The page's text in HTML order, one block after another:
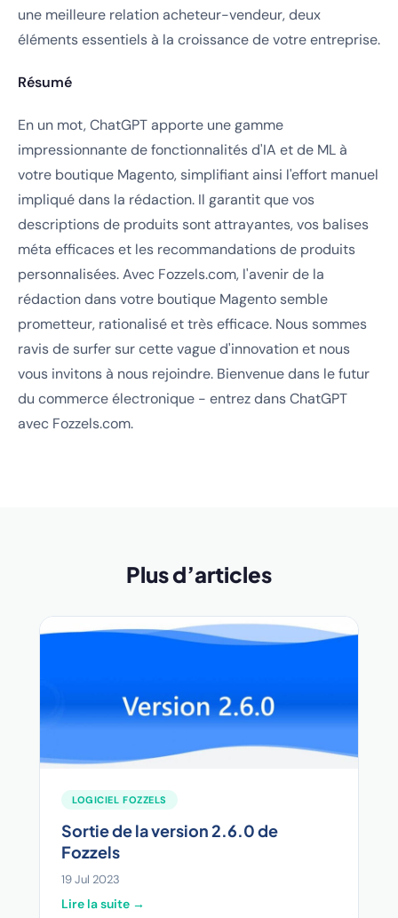
une meilleure relation acheteur-vendeur, deux
éléments essentiels à la croissance de votre entreprise.
Résumé
En un mot, ChatGPT apporte une gamme
impressionnante de fonctionnalités d'IA et de ML à
votre boutique Magento, simplifiant ainsi l'effort manuel
impliqué dans la rédaction. Il garantit que vos
descriptions de produits sont attrayantes, vos balises
méta efficaces et les recommandations de produits
personnalisées. Avec Fozzels.com, l'avenir de la
rédaction dans votre boutique Magento semble
prometteur, rationalisé et très efficace. Nous sommes
ravis de surfer sur cette vague d'innovation et nous
vous invitons à nous rejoindre. Bienvenue dans le futur
du commerce électronique - entrez dans ChatGPT
avec Fozzels.com.
Plus d’articles
LOGICIEL FOZZELS
Sortie de la version 2.6.0 de
Fozzels
19 Jul 2023
Lire la suite →